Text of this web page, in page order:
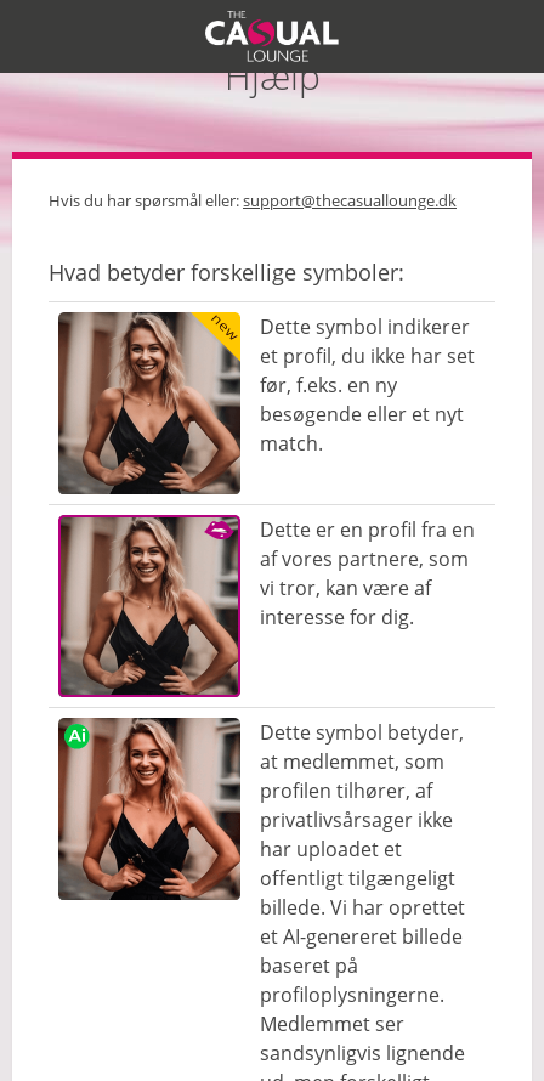
Hjælp
Hvis du har spørsmål eller:support@thecasuallounge.dk
Hvad betyder forskellige symboler:
Dette symbol indikerer
et profil, du ikke har set
før, f.eks. en ny
besøgende eller et nyt
match.
Dette er en profil fra en
af vores partnere, som
vi tror, kan være af
interesse for dig.
Dette symbol betyder,
at medlemmet, som
profilen tilhører, af
privatlivsårsager ikke
har uploadet et
offentligt tilgængeligt
billede. Vi har oprettet
et AI-genereret billede
baseret på
profiloplysningerne.
Medlemmet ser
sandsynligvis lignende